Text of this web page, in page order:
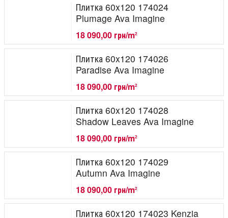
Плитка 60x120 174024
Plumage Ava Imagine
18 090,00 грн/m2
Плитка 60x120 174026
Paradise Ava Imagine
18 090,00 грн/m2
Плитка 60x120 174028
Shadow Leaves Ava Imagine
18 090,00 грн/m2
Плитка 60x120 174029
Autumn Ava Imagine
18 090,00 грн/m2
Плитка 60x120 174023 Kenzia